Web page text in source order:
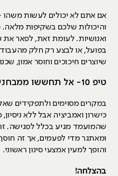
אם אתם לא יכולים לעשות משהו
והיכולות שלכם בשקיפות מלאה.
ואנושיות. לעומת זאת, לפאר
בפועל, או לבצע רק חלק
שיוצרים חיכוכים וחוסר אמון,
טיפ 10- אל תחששו ממבחני בית
במקרים מסוימים ולתפקידים
כישרון ואמביציה אבל ללא
שהמועמד מגיע בכלל לפגישה.
ומאתגר מדי לפעמים, אך זה
והופך למעין אמצעי סינון ראשוני.
בהצלחה!